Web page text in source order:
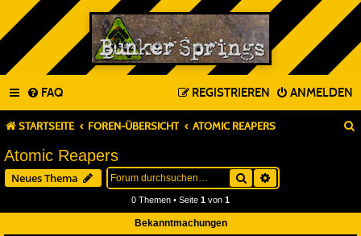
FAQ ANMELDEN
REGISTRIEREN
STARTSEITE FOREN-ÜBERSICHT ATOMIC REAPERS
Atomic Reapers
Neues Thema Suche
0 Themen • Seite 1 von 1
Bekanntmachungen